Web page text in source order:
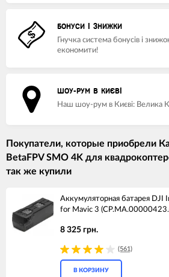
БОНУСИ І ЗНИЖКИ
Гнучка система бонусів і
економити!
ШОУ-РУМ В КИЄВІ
Наш шоу-рум в Києві: Велика
Покупатели, которые приобрели
BetaFPV SMO 4K для
так же купили
Аккумуляторная батарея
for Mavic 3
8 325 грн.
(561)
В КОРЗИНУ